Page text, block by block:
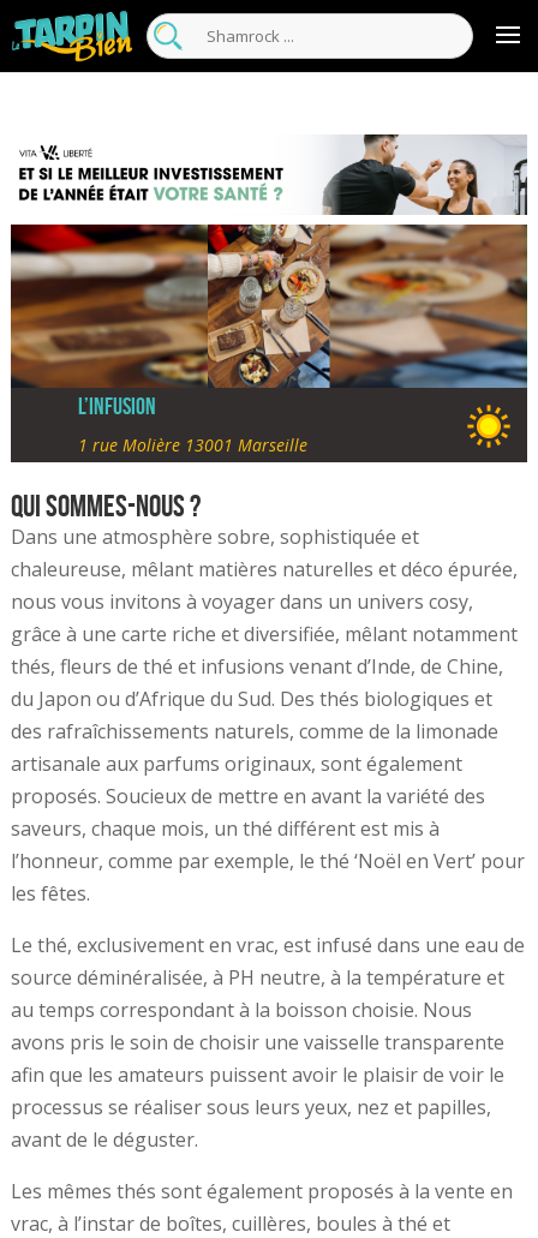
L’infusion
1 rue Molière 13001 Marseille
Qui sommes-nous ?
Dans une atmosphère sobre, sophistiquée et
chaleureuse, mêlant matières naturelles et déco épurée,
nous vous invitons à voyager dans un univers cosy,
grâce à une carte riche et diversifiée, mêlant notamment
thés, fleurs de thé et infusions venant d’Inde, de Chine,
du Japon ou d’Afrique du Sud. Des thés biologiques et
des rafraîchissements naturels, comme de la limonade
artisanale aux parfums originaux, sont également
proposés. Soucieux de mettre en avant la variété des
saveurs, chaque mois, un thé différent est mis à
l’honneur, comme par exemple, le thé ‘Noël en Vert’ pour
les fêtes.
Le thé, exclusivement en vrac, est infusé dans une eau de
source déminéralisée, à PH neutre, à la température et
au temps correspondant à la boisson choisie. Nous
avons pris le soin de choisir une vaisselle transparente
afin que les amateurs puissent avoir le plaisir de voir le
processus se réaliser sous leurs yeux, nez et papilles,
avant de le déguster.
Les mêmes thés sont également proposés à la vente en
vrac, à l’instar de boîtes, cuillères, boules à thé et